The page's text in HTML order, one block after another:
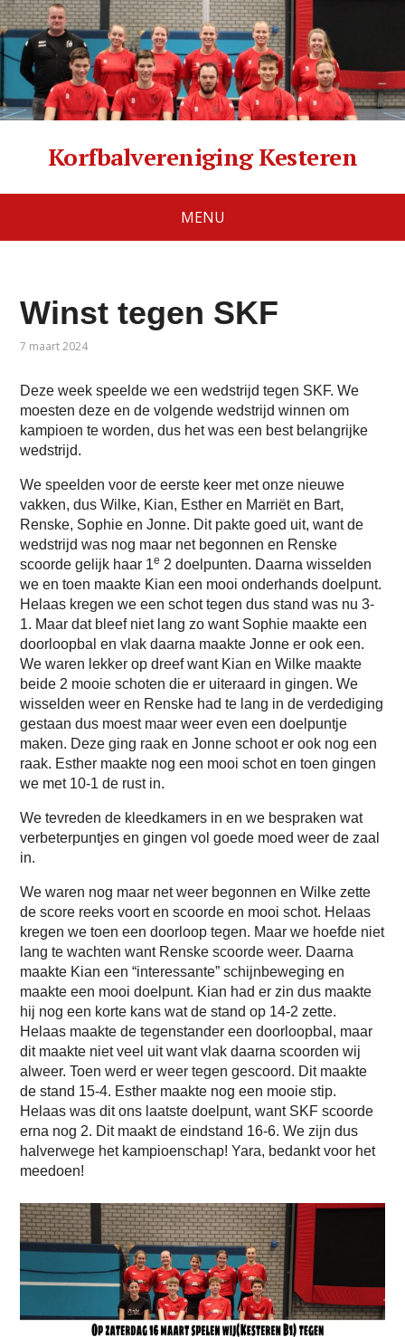
Korfbalvereniging Kesteren
MENU
Winst tegen SKF
7 maart 2024
Deze week speelde we een wedstrijd tegen SKF. We
moesten deze en de volgende wedstrijd winnen om
kampioen te worden, dus het was een best belangrijke
wedstrijd.
We speelden voor de eerste keer met onze nieuwe
vakken, dus Wilke, Kian, Esther en Marriët en Bart,
Renske, Sophie en Jonne. Dit pakte goed uit, want de
wedstrijd was nog maar net begonnen en Renske
scoorde gelijk haar 1e 2 doelpunten. Daarna wisselden
we en toen maakte Kian een mooi onderhands doelpunt.
Helaas kregen we een schot tegen dus stand was nu 3-
1. Maar dat bleef niet lang zo want Sophie maakte een
doorloopbal en vlak daarna maakte Jonne er ook een.
We waren lekker op dreef want Kian en Wilke maakte
beide 2 mooie schoten die er uiteraard in gingen. We
wisselden weer en Renske had te lang in de verdediging
gestaan dus moest maar weer even een doelpuntje
maken. Deze ging raak en Jonne schoot er ook nog een
raak. Esther maakte nog een mooi schot en toen gingen
we met 10-1 de rust in.
We tevreden de kleedkamers in en we bespraken wat
verbeterpuntjes en gingen vol goede moed weer de zaal
in.
We waren nog maar net weer begonnen en Wilke zette
de score reeks voort en scoorde en mooi schot. Helaas
kregen we toen een doorloop tegen. Maar we hoefde niet
lang te wachten want Renske scoorde weer. Daarna
maakte Kian een “interessante” schijnbeweging en
maakte een mooi doelpunt. Kian had er zin dus maakte
hij nog een korte kans wat de stand op 14-2 zette.
Helaas maakte de tegenstander een doorloopbal, maar
dit maakte niet veel uit want vlak daarna scoorden wij
alweer. Toen werd er weer tegen gescoord. Dit maakte
de stand 15-4. Esther maakte nog een mooie stip.
Helaas was dit ons laatste doelpunt, want SKF scoorde
erna nog 2. Dit maakt de eindstand 16-6. We zijn dus
halverwege het kampioenschap! Yara, bedankt voor het
meedoen!